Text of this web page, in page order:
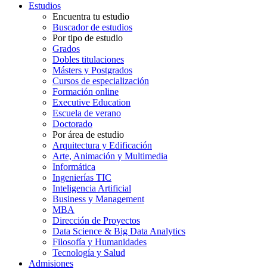
Estudios
Encuentra tu estudio
Buscador de estudios
Por tipo de estudio
Grados
Dobles titulaciones
Másters y Postgrados
Cursos de especialización
Formación online
Executive Education
Escuela de verano
Doctorado
Por área de estudio
Arquitectura y Edificación
Arte, Animación y Multimedia
Informática
Ingenierías TIC
Inteligencia Artificial
Business y Management
MBA
Dirección de Proyectos
Data Science & Big Data Analytics
Filosofía y Humanidades
Tecnología y Salud
Admisiones